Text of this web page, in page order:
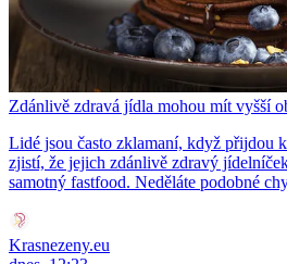
Zdánlivě zdravá jídla mohou mít vyšší
Lidé jsou často zklamaní, když přijdou
zjistí, že jejich zdánlivě zdravý
samotný fastfood. Neděláte podobné
Krasnezeny.eu